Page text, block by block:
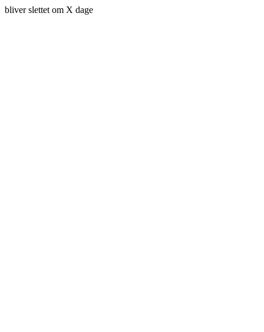
bliver slettet om X dage